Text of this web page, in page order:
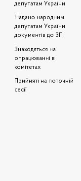
депутатам України
Надано народним
депутатам України
документів до ЗП
Знаходяться на
опрацюванні в
комітетах
Прийняті на поточній
сесії